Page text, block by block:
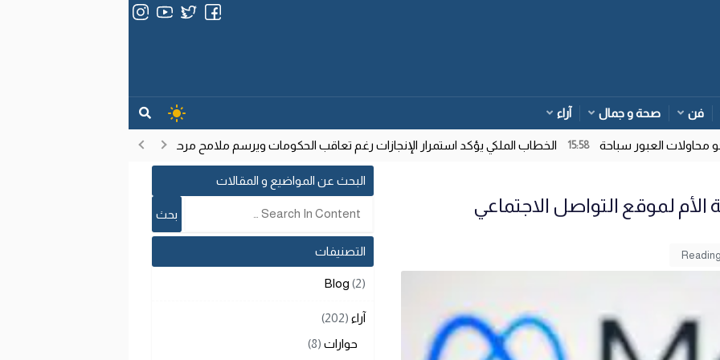
فن صحة و جمال آراء
العبور سباحة 15:58 الخطاب الملكي يؤكد استمرار الإنجازات رغم تعاقب الحكومات ويرسم ملامح مرحلة تنموية جديدة
لموقع التواصل الاجتماعي
البحث عن المواضيع و المقالات
التصنيفات
Blog (2)
آراء (202)
حوارات (8)